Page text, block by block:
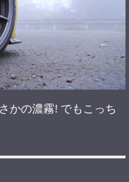
かの濃霧! でもこっち